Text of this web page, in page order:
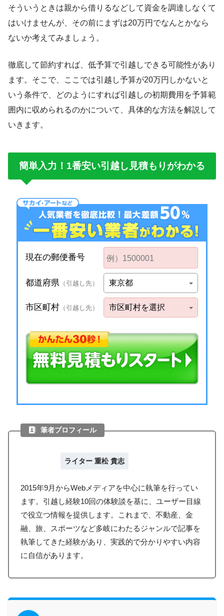
そういうときは親から借りるなどして資金を調達しなくて
はいけませんが、その前にまずは20万円でなんとかなら
ないか考えてみましょう。
徹底して節約すれば、低予算で引越しできる可能性があり
ます。そこで、ここでは引越し予算が20万円しかないと
いう条件で、どのようにすれば引越しの初期費用を予算範
囲内に収められるのかについて、具体的な方法を解説して
いきます。
簡単入力！1番安い引越し見積もりがわかる
筆者プロフィール
ライター 重松 貴志
2015年9月からWebメディアを中心に執筆を行ってい
ます。引越し経験10回の体験談を基に、ユーザー目線
で役立つ情報を提供します。これまで、不動産、金
融、旅、スポーツなど多岐にわたるジャンルで記事を
執筆してきた経験があり、実践的で分かりやすい内容
に自信があります。